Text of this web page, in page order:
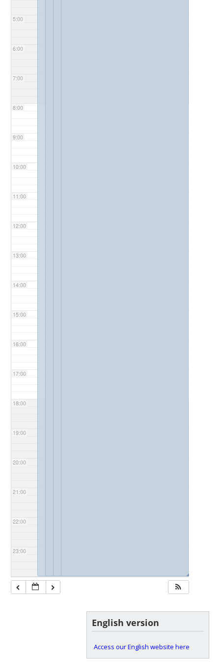
5:00
6:00
7:00
8:00
9:00
10:00
11:00
12:00
13:00
14:00
15:00
16:00
17:00
18:00
19:00
20:00
21:00
22:00
23:00
◢◢◢◢
English version
Access our English website here